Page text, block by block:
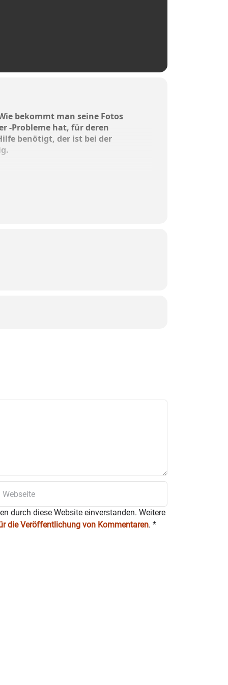
bekommt man seine Fotos
-Probleme hat, für deren
benötigt, der ist bei der
durch diese Website einverstanden. Weitere
die Veröffentlichung von Kommentaren. *